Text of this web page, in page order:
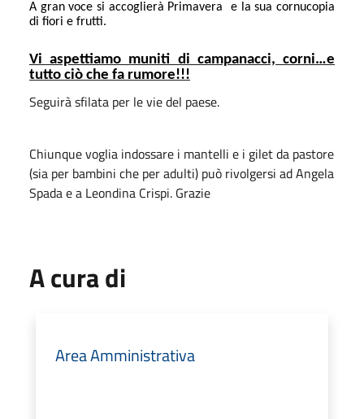
A gran voce si accoglierà Primavera
e la sua cornucopia
di fiori e frutti.
Vi aspettiamo muniti di campanacci, corni…e
tutto ciò che fa rumore!!!
Seguirà sfilata per le vie del paese.
Chiunque voglia indossare i mantelli e i gilet da pastore
(sia per bambini che per adulti) può rivolgersi ad Angela
Spada e a Leondina Crispi. Grazie
A cura di
Area Amministrativa